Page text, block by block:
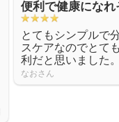
便利で健康にな
とてもシンプルで
スケアなのでとて
利だと思いました
なおさん